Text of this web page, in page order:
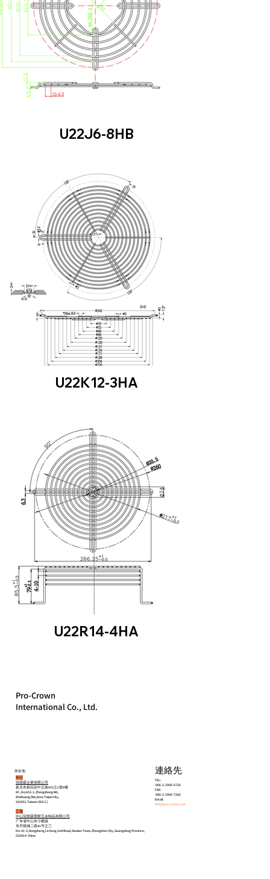
U22J6-8HB
U22K12-3HA
U22R14-4HA
所在地
本社
冠德霖企業有限公司
新北市新莊區中正路653之1號8樓
8F., No.653-1, Zhongzheng Rd.,
Xinzhuang Dist.,New Taipei City,
242051 Taiwan (R.O.C.)
工場
中山冠德霖塑胶五金制品有限公司
广东省中山市小榄镇
东升丽城二路41号之三
No. 41-3, Dongsheng Licheng 2nd Road, Xiaolan Town, Zhongshan City, Guangdong Province,
528414 China
Pro-Crown
International Co., Ltd.
連絡先
TEL:
886-2-2906-6726
FAX:
886-2-2906-7266
Email:
info@pro-crown.com